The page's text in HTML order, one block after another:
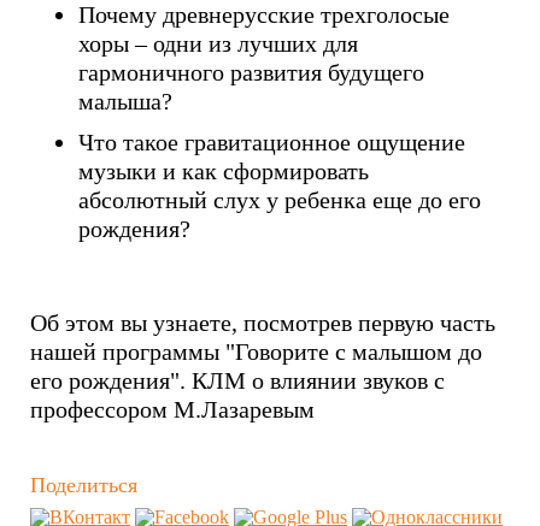
Почему древнерусские трехголосые
хоры – одни из лучших для
гармоничного развития будущего
малыша?
Что такое гравитационное ощущение
музыки и как сформировать
абсолютный слух у ребенка еще до его
рождения?
Об этом вы узнаете, посмотрев первую часть
нашей программы "Говорите с малышом до
его рождения". КЛМ о влиянии звуков с
профессором М.Лазаревым
Поделиться